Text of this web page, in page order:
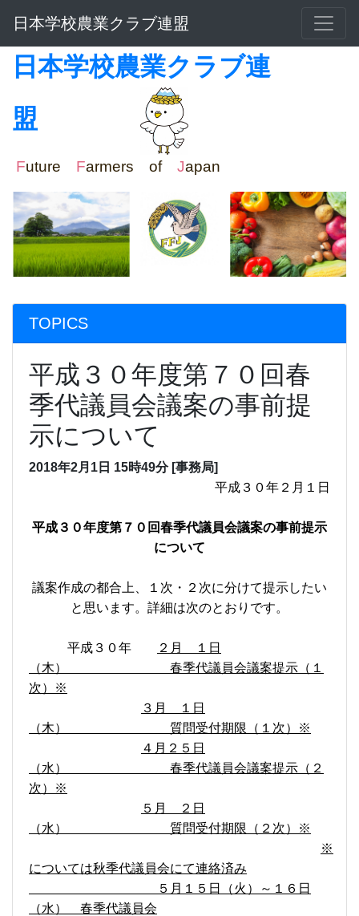
日本学校農業クラブ連盟
日本学校農業クラブ連
盟
Future Farmers of Japan
TOPICS
平成３０年度第７０回春
季代議員会議案の事前提
示について
2018年2月1日 15時49分 [事務局]
平成３０年２月１日
平成３０年度第７０回春季代議員会議案の事前提示
について
議案作成の都合上、１次・２次に分けて提示したい
と思います。詳細は次のとおりです。
平成３０年
２月 １日
（木） 春季代議員会議案提示（１
次）※
３月 １日
（木） 質問受付期限（１次）※
４月２５日
（水） 春季代議員会議案提示（２
次）※
５月 ２日
（水） 質問受付期限（２次）※
※
については秋季代議員会にて連絡済み
５月１５日（火）～１６日
（水） 春季代議員会